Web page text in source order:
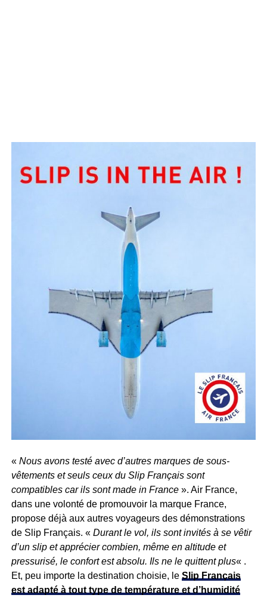
« Nous avons testé avec d’autres marques de sous-
vêtements et seuls ceux du Slip Français sont
compatibles car ils sont made in France». Air France,
dans une volonté de promouvoir la marque France,
propose déjà aux autres voyageurs des démonstrations
de Slip Français. « Durant le vol, ils sont invités à se vêtir
d’un slip et apprécier combien, même en altitude et
pressurisé, le confort est absolu. Ils ne le quittent plus« .
Et, peu importe la destination choisie, le Slip Français
est adapté à tout type de température et d’humidité